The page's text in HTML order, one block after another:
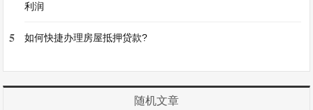
利润
5 如何快捷办理房屋抵押贷款?
随机文章